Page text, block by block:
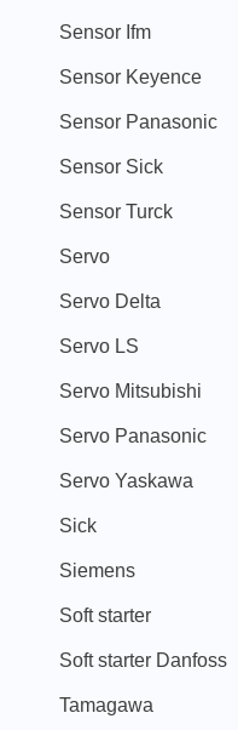
Sensor Ifm
Sensor Keyence
Sensor Panasonic
Sensor Sick
Sensor Turck
Servo
Servo Delta
Servo LS
Servo Mitsubishi
Servo Panasonic
Servo Yaskawa
Sick
Siemens
Soft starter
Soft starter Danfoss
Tamagawa